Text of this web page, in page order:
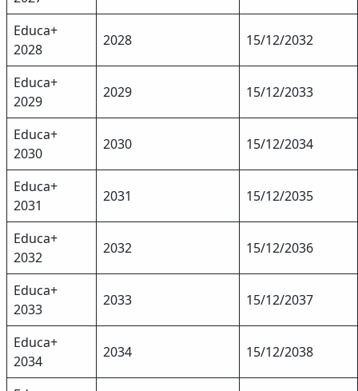
Educa+
2028
2028 15/12/2032
Educa+
2029
2029 15/12/2033
Educa+
2030
2030 15/12/2034
Educa+
2031
2031 15/12/2035
Educa+
2032
2032 15/12/2036
Educa+
2033
2033 15/12/2037
Educa+
2034
2034 15/12/2038